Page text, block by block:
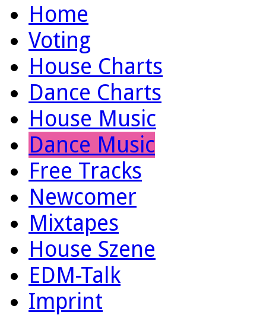
Home
Voting
House Charts
Dance Charts
House Music
Dance Music
Free Tracks
Newcomer
Mixtapes
House Szene
EDM-Talk
Imprint